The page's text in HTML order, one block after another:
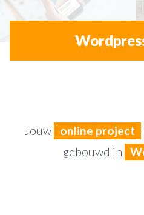
Jouw online project
gebouwd in